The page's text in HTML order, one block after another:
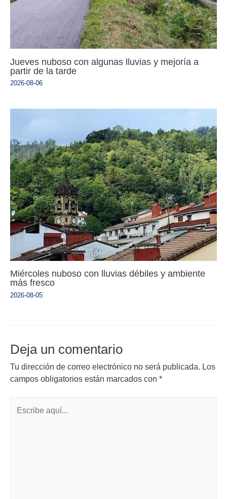
Jueves nuboso con algunas lluvias y mejoría a
partir de la tarde
2026-08-06
Miércoles nuboso con lluvias débiles y ambiente
más fresco
2026-08-05
Deja un comentario
Tu dirección de correo electrónico no será publicada. Los
campos obligatorios están marcados con *